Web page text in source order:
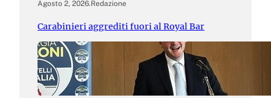
Agosto 2, 2026.Redazione
Carabinieri aggrediti fuori al Royal Bar